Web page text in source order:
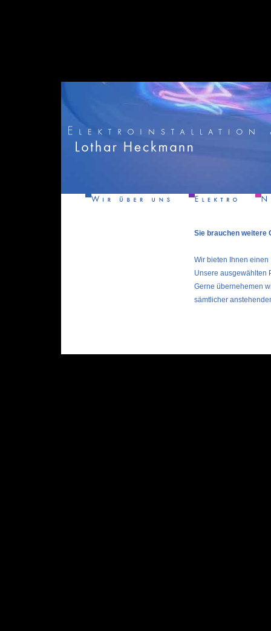
Sie brauchen weitere
Wir bieten Ihnen
Unsere ausgewählten
Gerne übernehemen
sämtlicher